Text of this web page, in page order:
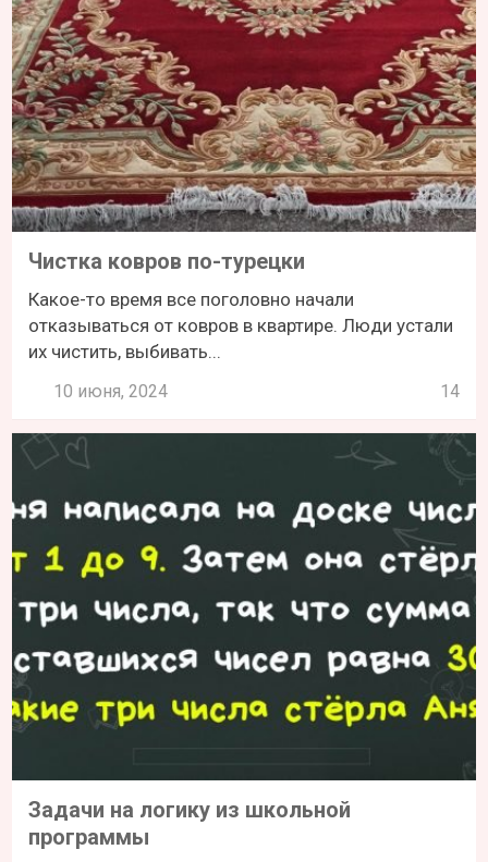
Чистка ковров по-турецки
Какое-то время все поголовно начали
отказываться от ковров в квартире. Люди устали
их чистить, выбивать...
10 июня, 2024 14
Задачи на логику из школьной
программы